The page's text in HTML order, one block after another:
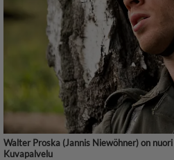
Walter Proska (Jannis Niewöhner) on
Kuvapalvelu